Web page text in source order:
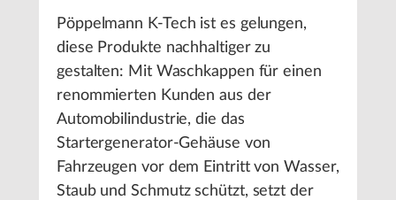
Pöppelmann K-Tech ist es gelungen,
diese Produkte nachhaltiger zu
gestalten: Mit Waschkappen für einen
renommierten Kunden aus der
Automobilindustrie, die das
Startergenerator-Gehäuse von
Fahrzeugen vor dem Eintritt von Wasser,
Staub und Schmutz schützt, setzt der